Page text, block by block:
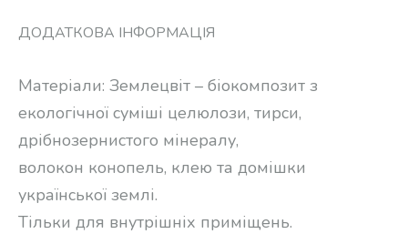
ДОДАТКОВА ІНФОРМАЦІЯ
Матеріали: Землецвіт – біокомпозит з
екологічної суміші целюлози, тирси,
дрібнозернистого мінералу,
волокон конопель, клею та домішки
української землі.
Тільки для внутрішніх приміщень.